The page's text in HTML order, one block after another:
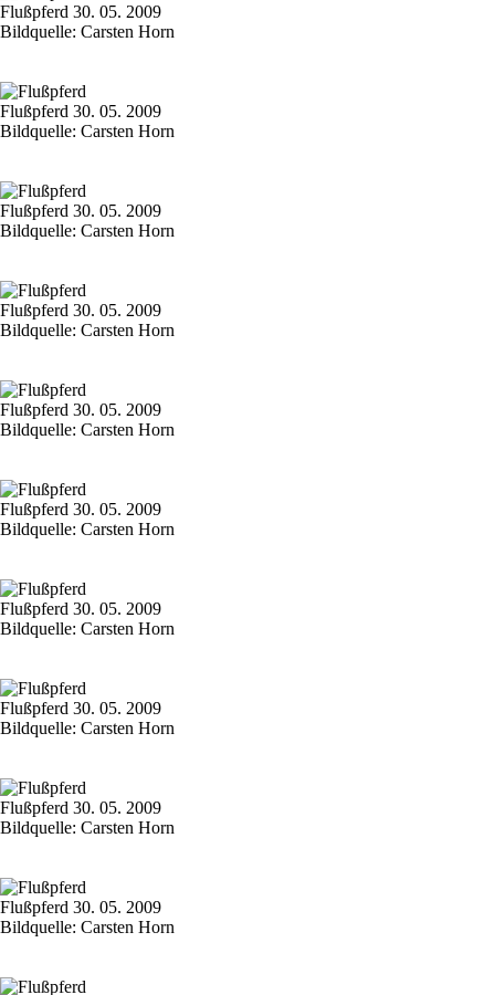
Flußpferd 30. 05. 2009
Bildquelle: Carsten Horn
Flußpferd 30. 05. 2009
Bildquelle: Carsten Horn
Flußpferd 30. 05. 2009
Bildquelle: Carsten Horn
Flußpferd 30. 05. 2009
Bildquelle: Carsten Horn
Flußpferd 30. 05. 2009
Bildquelle: Carsten Horn
Flußpferd 30. 05. 2009
Bildquelle: Carsten Horn
Flußpferd 30. 05. 2009
Bildquelle: Carsten Horn
Flußpferd 30. 05. 2009
Bildquelle: Carsten Horn
Flußpferd 30. 05. 2009
Bildquelle: Carsten Horn
Flußpferd 30. 05. 2009
Bildquelle: Carsten Horn